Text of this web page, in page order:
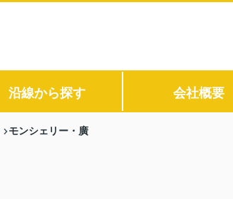
沿線から探す 会社概要
モンシェリー・廣